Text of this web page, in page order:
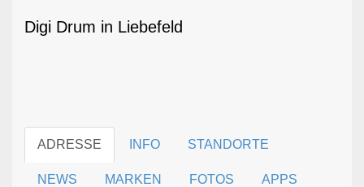
Digi Drum in Liebefeld
ADRESSE INFO STANDORTE
NEWS MARKEN FOTOS APPS